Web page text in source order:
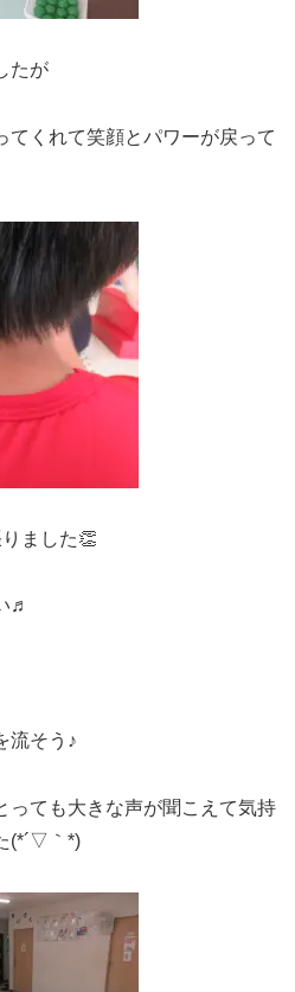
たが
てくれて笑顔とパワーが戻って
ました👏
♬
流そう♪
っても大きな声が聞こえて気持
(*´▽｀*)